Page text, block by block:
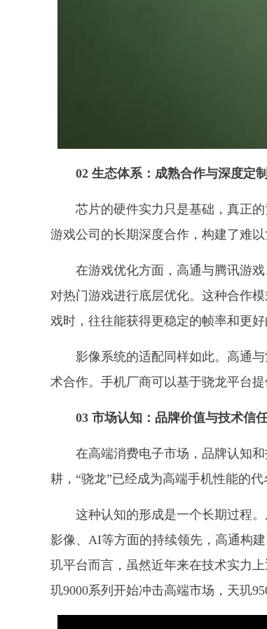
02 生态体系：成熟合作与深度定
芯片的硬件实力只是基础，真正
游戏公司的长期深度合作，构建了难以
在游戏优化方面，高通与腾讯游
对热门游戏进行底层优化。这种合作
戏时，往往能获得更稳定的帧率和更好
影像系统的适配同样如此。高通
术合作。手机厂商可以基于骁龙平台
03 市场认知：品牌价值与技术信
在高端消费电子市场，品牌认知
耕，“骁龙”已经成为高端手机性能的代
这种认知的形成是一个长期过程
影像、AI等方面的持续领先，高通构
玑平台而言，虽然近年来在技术实力
玑9000系列开始冲击高端市场，天玑